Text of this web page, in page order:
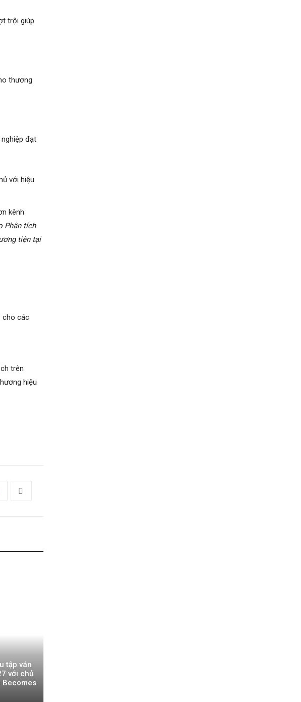
trội giúp
thương
đạt
với hiệu
kênh
Phân tích
tiện tại
cho các
trên
hiệu
tập ván
với chủ
Becomes